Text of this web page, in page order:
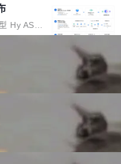
解"瓶
CodeBas
此前登录
序员圈
权限、无
GPU 显
AI 团队
博客上发
每 token
Hy ASR
Hy3 的
懂。通过
语、吴语
fixe
音频加
具（如 Co